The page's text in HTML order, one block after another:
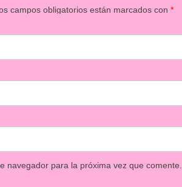
campos obligatorios están marcados con*
navegador para la próxima vez que comente.